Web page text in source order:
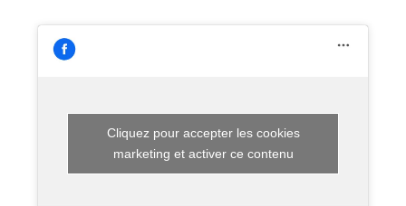
Cliquez pour accepter les cookies
marketing et activer ce contenu